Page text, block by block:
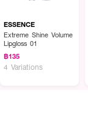
ESSENCE
Extreme Shine Volume
Lipgloss 01
฿135
4 Variations